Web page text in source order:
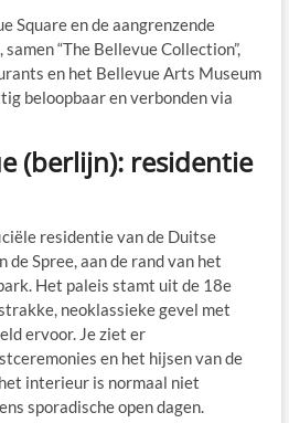
Square en de aangrenzende
“The Bellevue Collection”,
en het Bellevue Arts Museum
beloopbaar en verbonden via
(berlijn): residentie
residentie van de Duitse
Spree, aan de rand van het
Het paleis stamt uit de 18e
neoklassieke gevel met
ervoor. Je ziet er
en het hijsen van de
interieur is normaal niet
sporadische open dagen.